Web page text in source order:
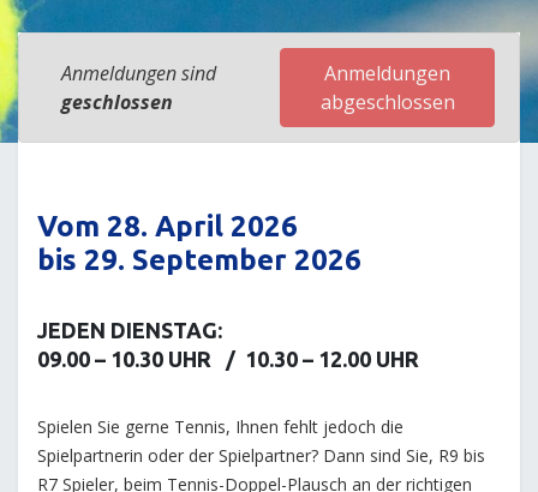
Anmeldungen sind
geschlossen
Anmeldungen
abgeschlossen
Vom 28. April 2026
bis 29. September 2026
JEDEN DIENSTAG:
09.00 – 10.30 UHR / 10.30 – 12.00 UHR
Spielen Sie gerne Tennis, Ihnen fehlt jedoch die
Spielpartnerin oder der Spielpartner? Dann sind Sie, R9 bis
R7 Spieler, beim Tennis-Doppel-Plausch an der richtigen